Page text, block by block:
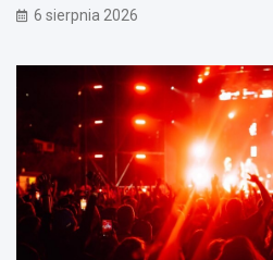
6 sierpnia 2026